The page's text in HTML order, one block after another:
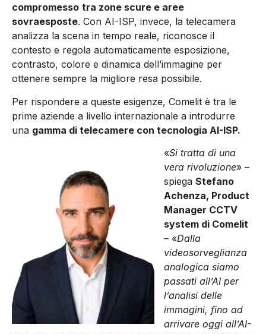
compromesso tra zone scure e aree
sovraesposte. Con AI-ISP, invece, la telecamera
analizza la scena in tempo reale, riconosce il
contesto e regola automaticamente esposizione,
contrasto, colore e dinamica dell’immagine per
ottenere sempre la migliore resa possibile.
Per rispondere a queste esigenze, Comelit è tra le
prime aziende a livello internazionale a introdurre
una gamma di telecamere con tecnologia AI-ISP.
«Si tratta di una
vera rivoluzione» –
spiega Stefano
Achenza, Product
Manager CCTV
system di Comelit
– «Dalla
videosorveglianza
analogica siamo
passati all’AI per
l’analisi delle
immagini, fino ad
arrivare oggi all’AI-